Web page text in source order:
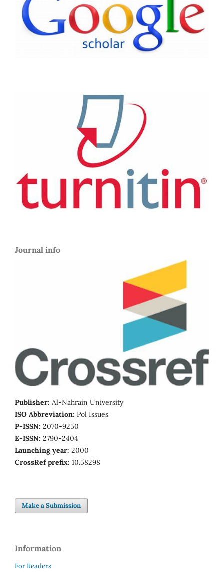
Journal info
Publisher: Al-Nahrain University
ISO Abbreviation: Pol Issues
P-ISSN: 2070-9250
E-ISSN: 2790-2404
Launching year: 2000
CrossRef prefix: 10.58298
Make a Submission
Information
For Readers